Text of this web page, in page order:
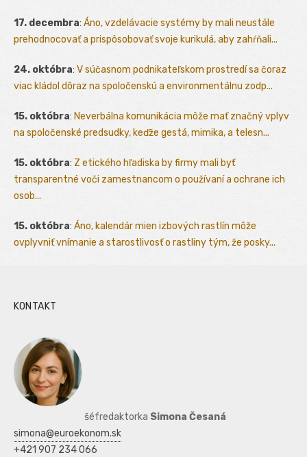
17. decembra: Áno, vzdelávacie systémy by mali neustále
prehodnocovať a prispôsobovať svoje kurikulá, aby zahŕňali...
24. októbra: V súčasnom podnikateľskom prostredí sa čoraz
viac kládol dôraz na spoločenskú a environmentálnu zodp...
15. októbra: Neverbálna komunikácia môže mať značný vplyv
na spoločenské predsudky, keďže gestá, mimika, a telesn...
15. októbra: Z etického hľadiska by firmy mali byť
transparentné voči zamestnancom o používaní a ochrane ich
osob...
15. októbra: Áno, kalendár mien izbových rastlín môže
ovplyvniť vnímanie a starostlivosť o rastliny tým, že posky...
KONTAKT
šéfredaktorka Simona Česaná
simona@euroekonom.sk
+421 907 234 066